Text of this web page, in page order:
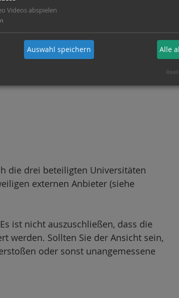
a Umsatzsteuergesetz
die drei beteiligten Universitäten
externen Anbieter (siehe
ist nicht auszuschließen, dass die
werden. Sollten Sie der Ansicht sein,
oder sonst unangemessene
Videos abspielen
Auswahl speichern Alle